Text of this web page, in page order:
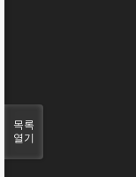
목록
열기